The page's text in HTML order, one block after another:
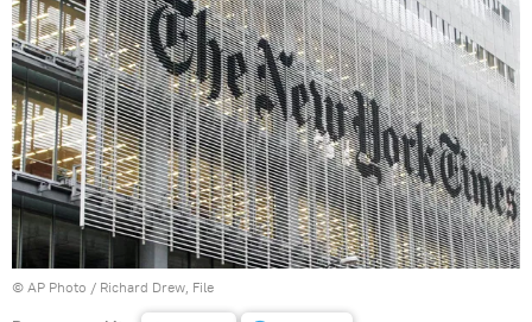
© AP Photo / Richard Drew, File